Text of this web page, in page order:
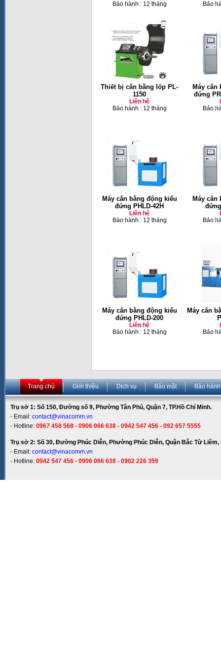
Bảo hành : 12 tháng
Bảo
Thiết bị cân bằng lốp PL-
1150
Liên hệ
Bảo hành : 12 tháng
Máy cân
đứng
Bảo
Máy cân bằng động kiểu
đứng PHLD-42H
Liên hệ
Bảo hành : 12 tháng
Máy cân
Bảo
Máy cân bằng động kiểu
đứng PHLD-200
Liên hệ
Bảo hành : 12 tháng
Máy cân
Bảo
Trang chủ Giới thiệu Dịch vụ Bảo mật Bảo hành
Trụ sở 1: Số 150, Đường số 9, Phường Tân Phú, Quận 7, TP.Hồ Chí Minh.
- Email: contact@vinacomm.vn
- Hotline: 0967 458 568 - 0906 066 638 - 0942 547 456 - 092 657 5555
Trụ sở 2: Số 30, Đường Phúc Diễn, Phường Phúc Diễn, Quận Bắc Từ Liêm,
- Email: contact@vinacomm.vn
- Hotline: 0942 547 456 - 0906 066 638 - 0902 226 359